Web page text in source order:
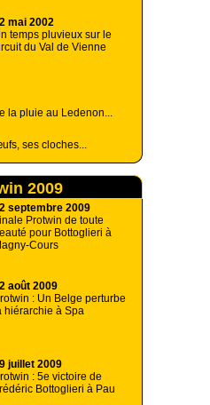
mai 2002
temps pluvieux sur le
du Val de Vienne
la pluie au Ledenon...
ses cloches...
2009
septembre 2009
Protwin de toute
pour Bottoglieri à
Cours
août 2009
: Un Belge perturbe
hiérarchie à Spa
juillet 2009
: 5e victoire de
Bottoglieri à Pau